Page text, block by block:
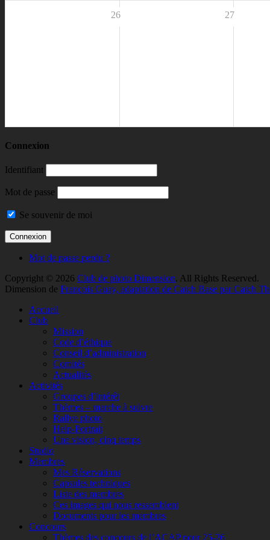
26 27
Connexion
Identifiant
Mot de passe
Se souvenir de moi
Mot de passe perdu ?
Copyright © 2026 Club de photo Dimension. All Rights Reserved.
Dimension de François Guay, adaptation de Catch Base par Catch
Accueil
Club
Mission
Code d’éthique
Conseil d’administration
Comités
Actualités
Activités
Groupes d’intérêt
Thèmes – marche à suivre
Rallye photo
Help-Portrait
Une vision, cinq temps
Studio
Membres
Mes Réservations
Capsules techniques
Liste des membres
Ces images qui nous ressemblent
Documents pour les membres
Concours
Thèmes des concours de l’ACAP pour 25-26